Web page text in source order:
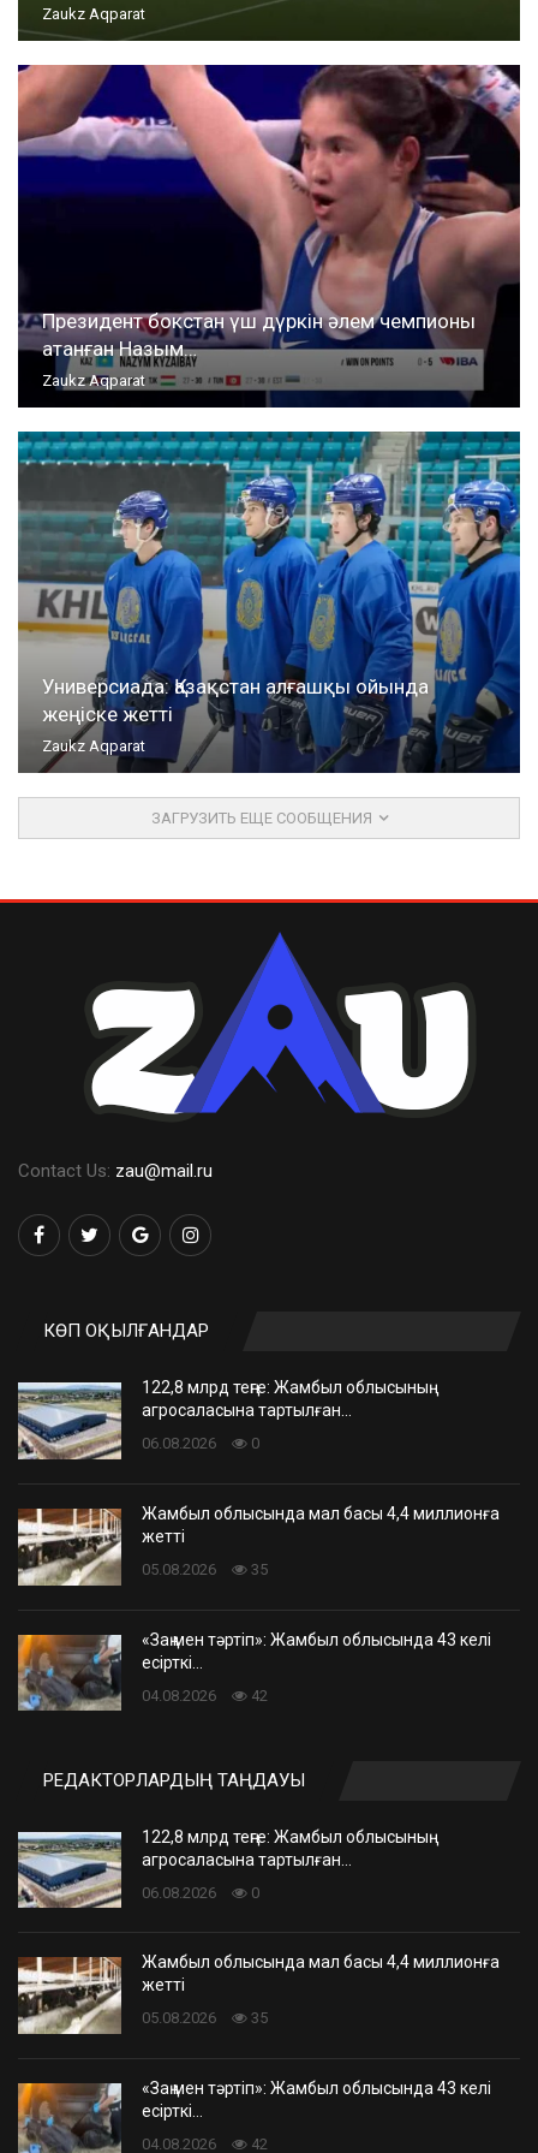
Zaukz Aqparat
Президент бокстан үш дүркін әлем чемпионы
атанған Назым…
Zaukz Aqparat
Универсиада: Қазақстан алғашқы ойында
жеңіске жетті
Zaukz Aqparat
ЗАГРУЗИТЬ ЕЩЕ СООБЩЕНИЯ
Contact Us: zau@mail.ru
КӨП ОҚЫЛҒАНДАР
122,8 млрд теңге: Жамбыл облысының
агросаласына тартылған…
06.08.2026 0
Жамбыл облысында мал басы 4,4 миллионға
жетті
05.08.2026 35
«Заң мен тәртіп»: Жамбыл облысында 43 келі
есірткі…
04.08.2026 42
РЕДАКТОРЛАРДЫҢ ТАҢДАУЫ
122,8 млрд теңге: Жамбыл облысының
агросаласына тартылған…
06.08.2026 0
Жамбыл облысында мал басы 4,4 миллионға
жетті
05.08.2026 35
«Заң мен тәртіп»: Жамбыл облысында 43 келі
есірткі…
04.08.2026 42